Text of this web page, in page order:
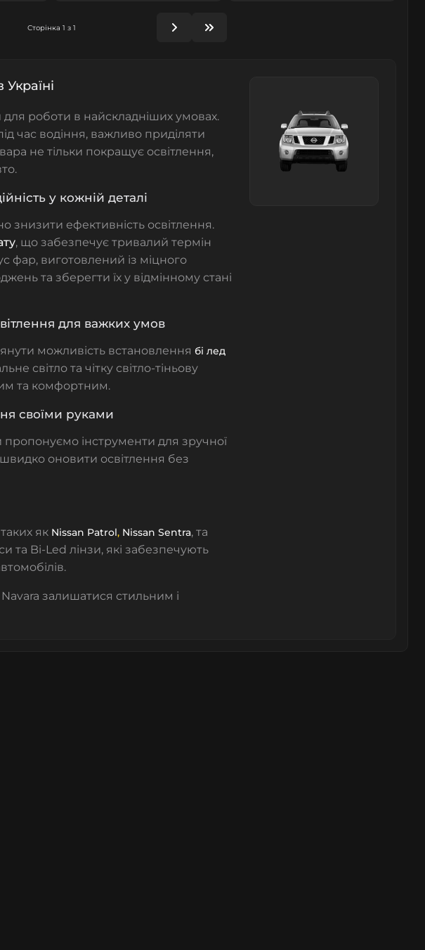
Сторінка 1 з 1
роботи в найскладніших умовах.
час водіння, важливо приділяти
не тільки покращує освітлення,
у кожній деталі
знизити ефективність освітлення.
, що забезпечує тривалий термін
фар, виготовлений із міцного
та зберегти їх у відмінному стані
для важких умов
можливість встановлення бі лед
світло та чітку світло-тіньову
та комфортним.
своїми руками
інструменти для зручної
оновити освітлення без
як Nissan Patrol, Nissan Sentra, та
та Bi-Led лінзи, які забезпечують
залишатися стильним і